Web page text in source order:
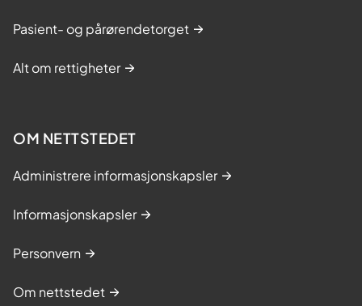
Pasient- og pårørendetorget
Alt om rettigheter
OM NETTSTEDET
Administrere informasjonskapsler
Informasjonskapsler
Personvern
Om nettstedet